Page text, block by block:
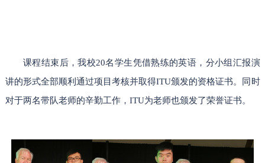
课程结束后，我校20名学生凭借熟练的英语，分小组汇报演
讲的形式全部顺利通过项目考核并取得ITU颁发的资格证书。同时
对于两名带队老师的辛勤工作，ITU为老师也颁发了荣誉证书。